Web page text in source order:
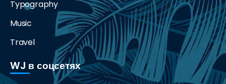
Typography
Music
Travel
WJ в соцсетях